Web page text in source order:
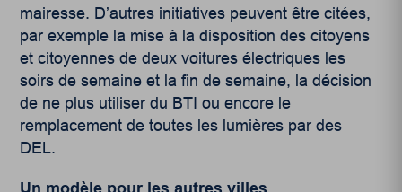
mairesse. D’autres initiatives peuvent être citées,
par exemple la mise à la disposition des citoyens
et citoyennes de deux voitures électriques les
soirs de semaine et la fin de semaine, la décision
de ne plus utiliser du BTI ou encore le
remplacement de toutes les lumières par des
DEL.